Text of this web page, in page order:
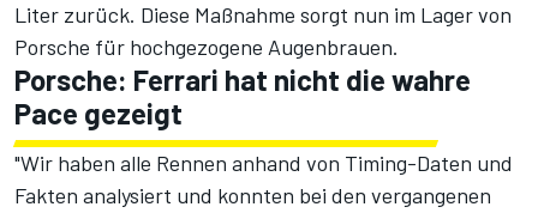
Liter zurück. Diese Maßnahme sorgt nun im Lager von
Porsche für hochgezogene Augenbrauen.
Porsche: Ferrari hat nicht die wahre
Pace gezeigt
"Wir haben alle Rennen anhand von Timing-Daten und
Fakten analysiert und konnten bei den vergangenen